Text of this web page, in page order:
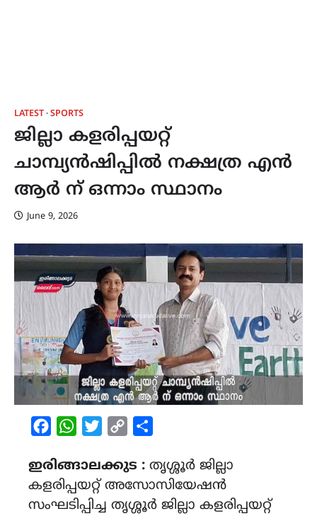
LATEST SPORTS
ജില്ലാ കളരിപ്പയറ്റ്
ചാമ്പ്യൻഷിപ്പിൽ നക്ഷത്ര എൻ
ആർ ന് ഒന്നാം സ്ഥാനം
June 9, 2026
FacebookWhatsAppTwitterCopy
ഇരിങ്ങാലക്കുട : തൃശ്ശൂർ ജില്ലാ
കളരിപ്പയറ്റ് അസോസിയേഷൻ
സംഘടിപ്പിച്ച തൃശ്ശൂർ ജില്ലാ കളരിപ്പയറ്റ്